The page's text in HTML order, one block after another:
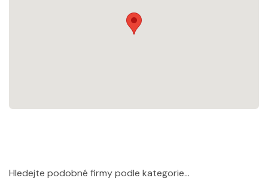
Hledejte podobné firmy podle kategorie...